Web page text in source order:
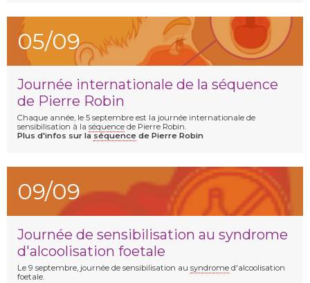
05/09
Journée internationale de la séquence
de Pierre Robin
Chaque année, le 5 septembre est la journée internationale de
sensibilisation à la séquence de Pierre Robin.
Plus d'infos sur laséquence de Pierre Robin
09/09
Journée de sensibilisation au syndrome
d'alcoolisation foetale
Le 9 septembre, journée de sensibilisation au syndrome d'alcoolisation
foetale.